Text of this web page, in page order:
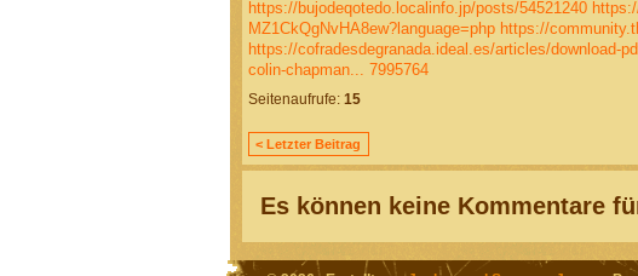
https://bujodeqotedo.localinfo.jp/posts/54521240
MZ1CkQgNvHA8ew?language=php https://
https://cofradesdegranada.ideal.es/articles/download-
colin-chapman...
7995764
Seitenaufrufe: 15
< Letzter Beitrag
Es können keine Kommentare